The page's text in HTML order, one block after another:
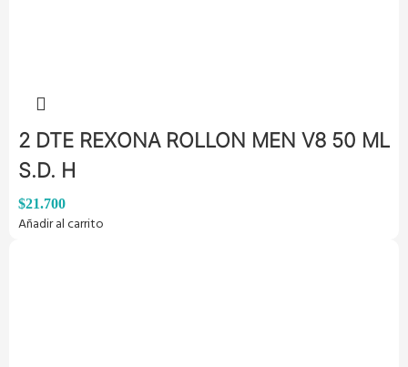
2 DTE REXONA ROLLON MEN V8 50 ML
S.D. H
$21.700
Añadir al carrito